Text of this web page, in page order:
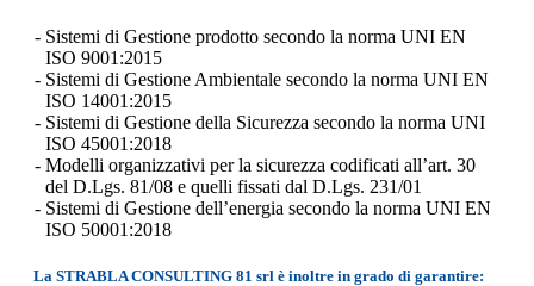
Sistemi di Gestione prodotto secondo la norma UNI EN
ISO 9001:2015
Sistemi di Gestione Ambientale secondo la norma UNI EN
ISO 14001:2015
Sistemi di Gestione della Sicurezza secondo la norma UNI
ISO 45001:2018
Modelli organizzativi per la sicurezza codificati all’art. 30
del D.Lgs. 81/08 e quelli fissati dal D.Lgs. 231/01
Sistemi di Gestione dell’energia secondo la norma UNI EN
ISO 50001:2018
La STRABLA CONSULTING 81 srl è inoltre in grado di garantire: